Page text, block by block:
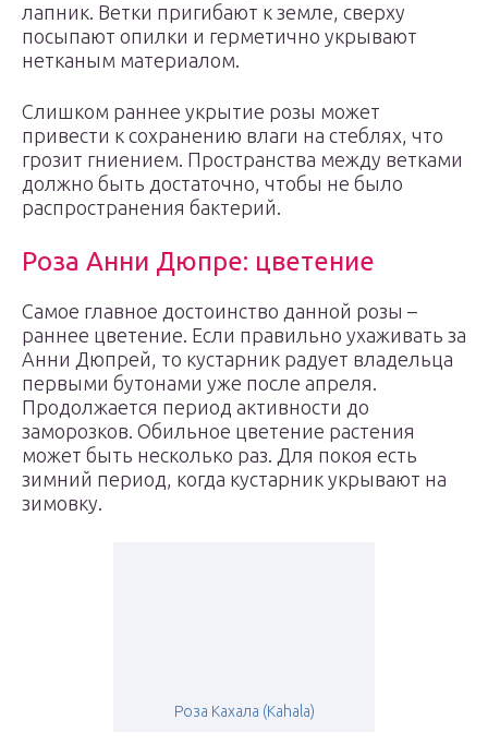
лапник. Ветки пригибают к земле, сверху
посыпают опилки и герметично укрывают
нетканым материалом.
Слишком раннее укрытие розы может
привести к сохранению влаги на стеблях, что
грозит гниением. Пространства между ветками
должно быть достаточно, чтобы не было
распространения бактерий.
Роза Анни Дюпре: цветение
Самое главное достоинство данной розы –
раннее цветение. Если правильно ухаживать за
Анни Дюпрей, то кустарник радует владельца
первыми бутонами уже после апреля.
Продолжается период активности до
заморозков. Обильное цветение растения
может быть несколько раз. Для покоя есть
зимний период, когда кустарник укрывают на
зимовку.
Роза Кахала (Kahala)